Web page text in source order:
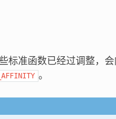
标准函数已经过调整，
。